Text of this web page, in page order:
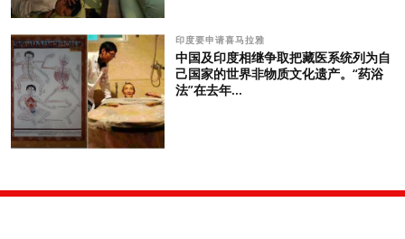
印度要申请喜马拉雅
中国及印度相继争取把藏医系统列为自
己国家的世界非物质文化遗产。“药浴
法”在去年...